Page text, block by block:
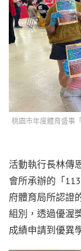
桃園市年度體育盛事
活動執行長林傳
會所承辦的「
府體育局所認證
組別，透過優渥
成績申請到優異